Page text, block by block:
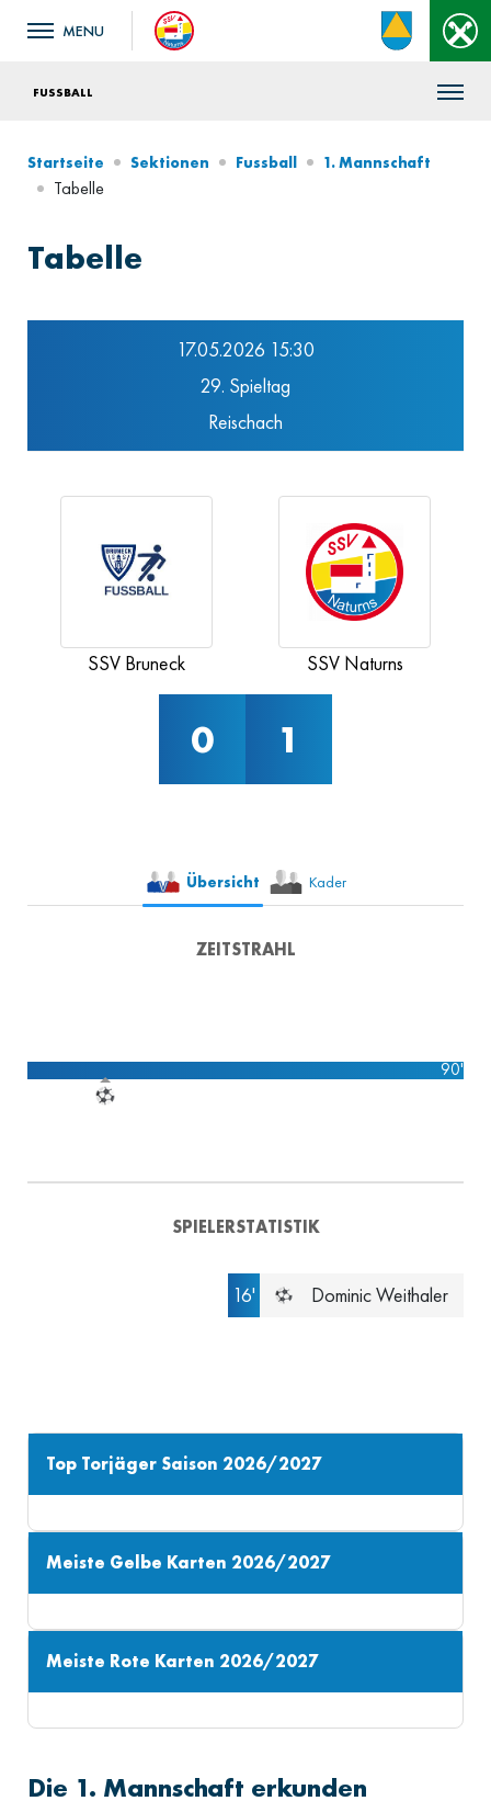
FUSSBALL
Startseite Sektionen Fussball 1. Mannschaft
Tabelle
Tabelle
17.05.2026 15:30
29. Spieltag
Reischach
SSV Bruneck SSV Naturns
0 1
Übersicht Kader
ZEITSTRAHL
90'
SPIELERSTATISTIK
16' Dominic Weithaler
Top Torjäger Saison 2026/2027
Meiste Gelbe Karten 2026/2027
Meiste Rote Karten 2026/2027
Die 1. Mannschaft erkunden